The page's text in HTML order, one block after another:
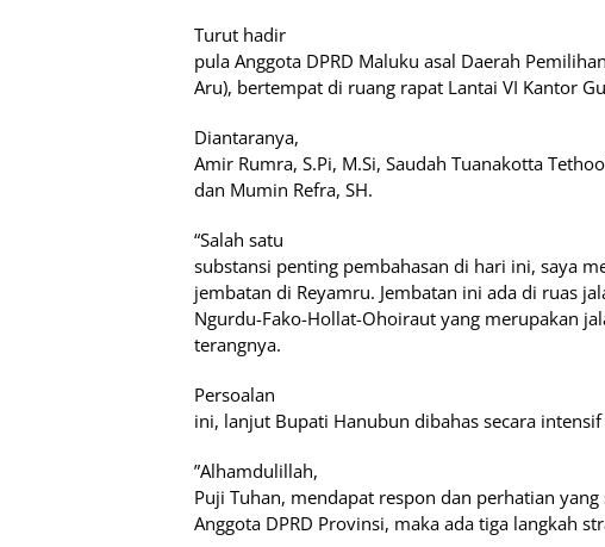
Turut hadir
pula Anggota DPRD Maluku asal Daerah
Aru), bertempat di ruang rapat Lantai VI Kantor
Diantaranya,
Amir Rumra, S.Pi, M.Si, Saudah Tuanakotta
dan Mumin Refra, SH.
“Salah satu
substansi penting pembahasan di hari ini, saya
jembatan di Reyamru. Jembatan ini ada di ruas
Ngurdu-Fako-Hollat-Ohoiraut yang merupakan
terangnya.
Persoalan
ini, lanjut Bupati Hanubun dibahas secara
”Alhamdulillah,
Puji Tuhan, mendapat respon dan perhatian
Anggota DPRD Provinsi, maka ada tiga langkah